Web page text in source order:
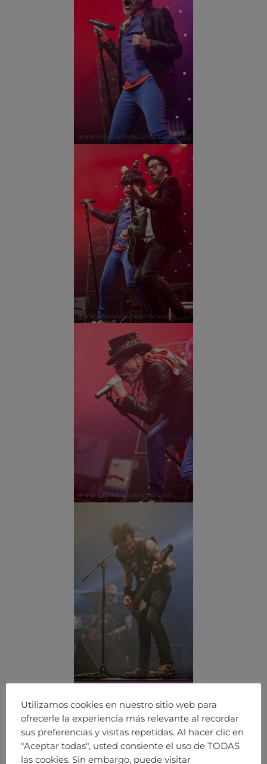
Utilizamos cookies en nuestro sitio web para
ofrecerle la experiencia más relevante al recordar
sus preferencias y visitas repetidas. Al hacer clic en
"Aceptar todas", usted consiente el uso de TODAS
las cookies. Sin embargo, puede visitar